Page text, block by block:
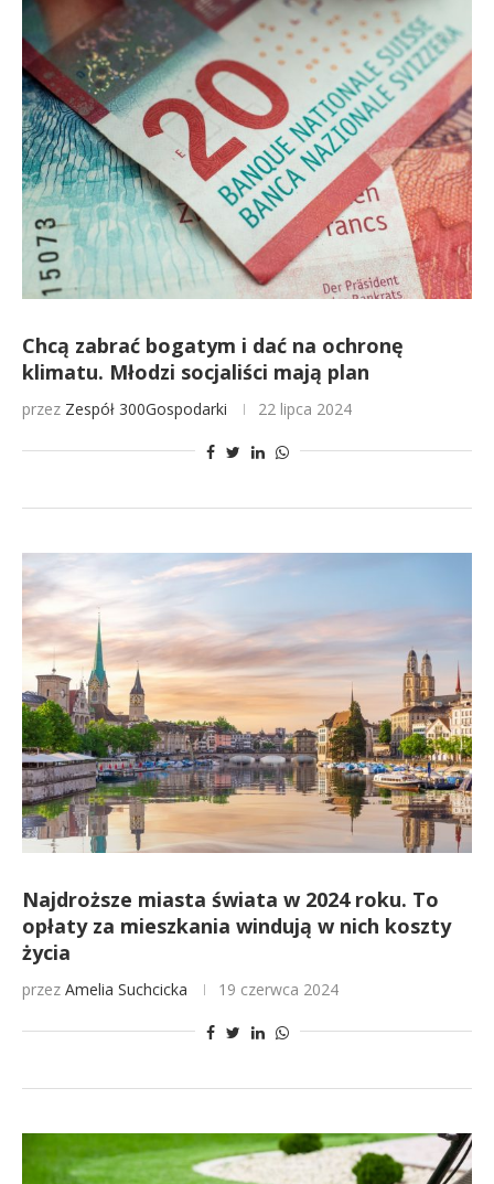
Chcą zabrać bogatym i dać na ochronę
klimatu. Młodzi socjaliści mają plan
przez Zespół 300Gospodarki 22 lipca 2024
Najdroższe miasta świata w 2024 roku. To
opłaty za mieszkania windują w nich koszty
życia
przez Amelia Suchcicka 19 czerwca 2024